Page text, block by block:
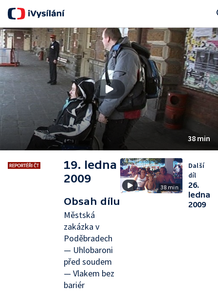
38 min
19. ledna
2009
Obsah dílu
Městská
zakázka v
Poděbradech
— Uhlobaroni
před soudem
— Vlakem bez
bariér
38 min
Další
díl
26.
ledna
2009